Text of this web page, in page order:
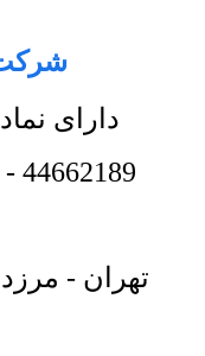
دارای
44662189
-
تهران -